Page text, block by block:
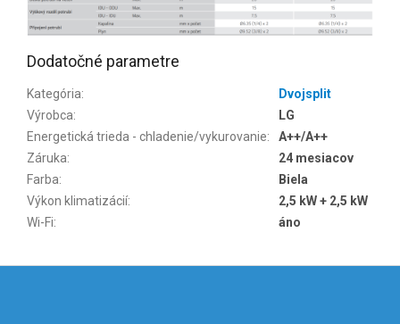
Dodatočné parametre
Kategória:
Dvojsplit
Výrobca:
LG
Energetická trieda - chladenie/vykurovanie:
A++/A++
Záruka:
24 mesiacov
Farba:
Biela
Výkon klimatizácií:
2,5 kW + 2,5 kW
Wi-Fi: áno